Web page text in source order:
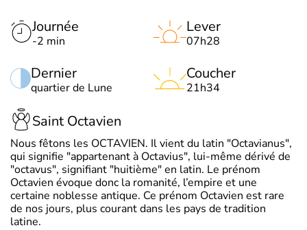
Journée
-2 min
Dernier
quartier de Lune
Lever
07h28
Coucher
21h34
Saint Octavien
Nous fêtons les OCTAVIEN. Il vient du latin "Octavianus",
qui signifie "appartenant à Octavius", lui-même dérivé de
"octavus", signifiant "huitième" en latin. Le prénom
Octavien évoque donc la romanité, l’empire et une
certaine noblesse antique. Ce prénom Octavien est rare
de nos jours, plus courant dans les pays de tradition
latine.